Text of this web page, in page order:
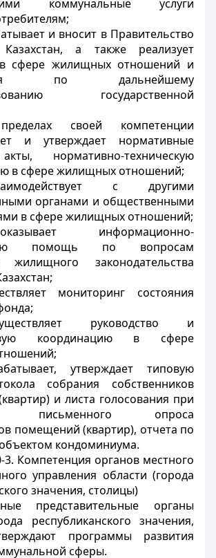
коммунальные услуги
и вносит в Правительство
Казахстан, а также реализует
сфере жилищных отношений и
по дальнейшему
государственной
своей компетенции
и утверждает нормативные
нормативно-техническую
в сфере жилищных отношений;
с другими
органами и общественными
в сфере жилищных отношений;
информационно-
помощь по вопросам
жилищного законодательства
мониторинг состояния
руководство и
координацию в сфере
утверждает типовую
собрания собственников
и листа голосования при
письменного опроса
помещений (квартир), отчета по
кондоминиума.
3. Компетенция органов местного
управления области (города
значения, столицы)
представительные органы
республиканского значения,
программы развития
сферы.